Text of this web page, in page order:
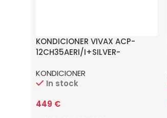
KONDICIONER VIVAX ACP-
12CH35AERI/I+SILVER-
KONDICIONER
In stock
449 €